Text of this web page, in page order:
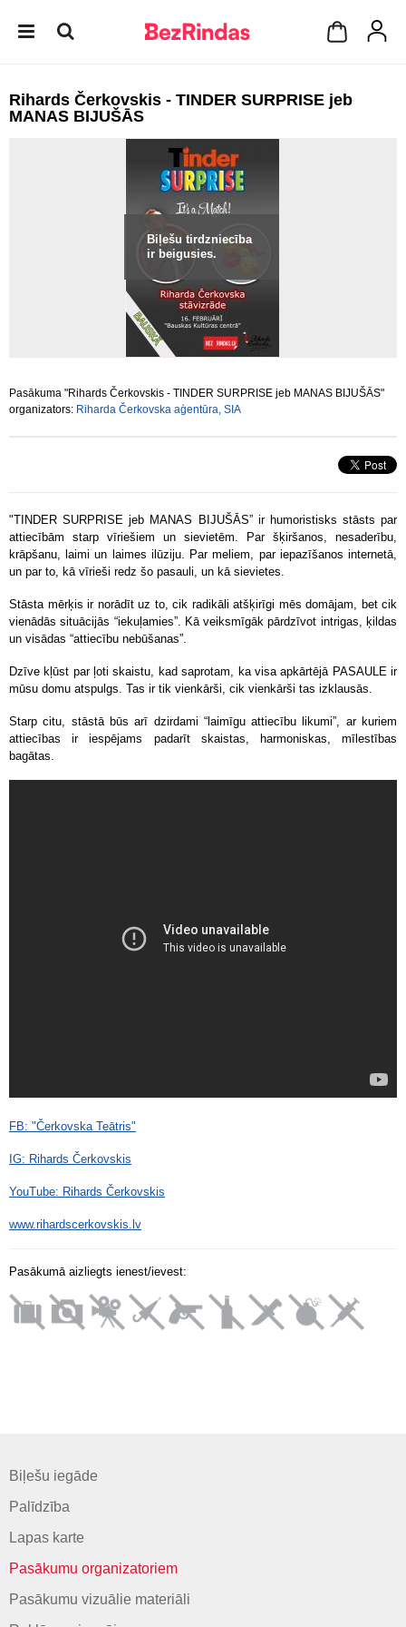
Rihards Čerkovskis - TINDER SURPRISE jeb
MANAS BIJUŠĀS
Biļešu tirdzniecība
ir beigusies.
Pasākuma "Rihards Čerkovskis - TINDER SURPRISE jeb MANAS BIJUŠĀS"
organizators: Riharda Čerkovska aģentūra, SIA
"TINDER SURPRISE jeb MANAS BIJUŠĀS” ir humoristisks stāsts par
attiecībām starp vīriešiem un sievietēm. Par šķiršanos, nesaderību,
krāpšanu, laimi un laimes ilūziju. Par meliem, par iepazīšanos internetā,
un par to, kā vīrieši redz šo pasauli, un kā sievietes.
Stāsta mērķis ir norādīt uz to, cik radikāli atšķirīgi mēs domājam, bet cik
vienādās situācijās “iekuļamies”. Kā veiksmīgāk pārdzīvot intrigas, ķildas
un visādas “attiecību nebūšanas”.
Dzīve kļūst par ļoti skaistu, kad saprotam, ka visa apkārtējā PASAULE ir
mūsu domu atspulgs. Tas ir tik vienkārši, cik vienkārši tas izklausās.
Starp citu, stāstā būs arī dzirdami “laimīgu attiecību likumi”, ar kuriem
attiecības ir iespējams padarīt skaistas, harmoniskas, mīlestības
bagātas.
FB: "Čerkovska Teātris"
IG: Rihards Čerkovskis
YouTube: Rihards Čerkovskis
www.rihardscerkovskis.lv
Pasākumā aizliegts ienest/ievest:
Biļešu iegāde
Palīdzība
Lapas karte
Pasākumu organizatoriem
Pasākumu vizuālie materiāli